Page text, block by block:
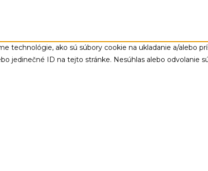
technológie, ako sú súbory cookie na ukladanie a/alebo
jedinečné ID na tejto stránke. Nesúhlas alebo